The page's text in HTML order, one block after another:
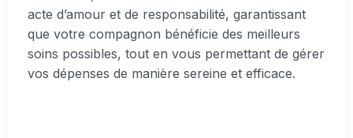
acte d’amour et de responsabilité, garantissant
que votre compagnon bénéficie des meilleurs
soins possibles, tout en vous permettant de gérer
vos dépenses de manière sereine et efficace.